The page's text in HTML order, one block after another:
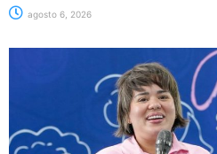
agosto 6, 2026